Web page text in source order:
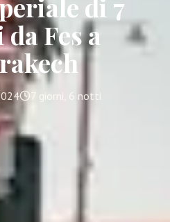
di 7
Fes a
7 giorni, 6 notti